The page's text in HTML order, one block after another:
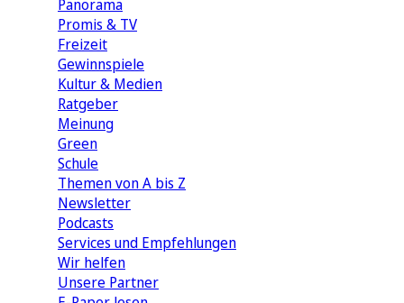
Panorama
Promis & TV
Freizeit
Gewinnspiele
Kultur & Medien
Ratgeber
Meinung
Green
Schule
Themen von A bis Z
Newsletter
Podcasts
Services und Empfehlungen
Wir helfen
Unsere Partner